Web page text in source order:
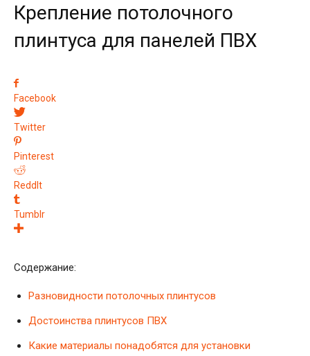
Крепление потолочного
плинтуса для панелей ПВХ
Facebook
Twitter
Pinterest
ReddIt
Tumblr
Содержание:
Разновидности потолочных плинтусов
Достоинства плинтусов ПВХ
Какие материалы понадобятся для установки